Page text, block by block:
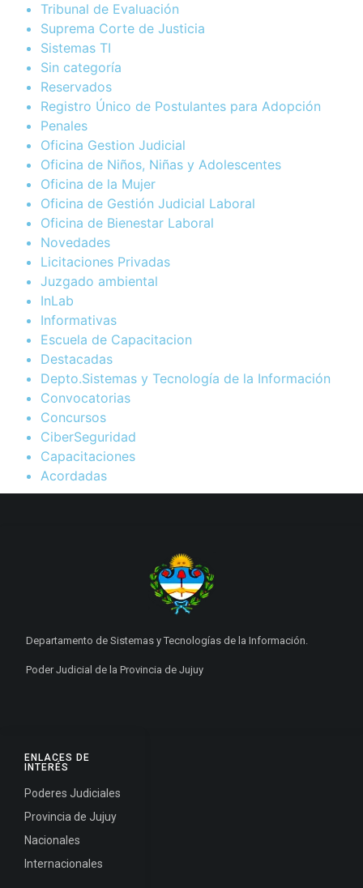
Tribunal de Evaluación
Suprema Corte de Justicia
Sistemas TI
Sin categoría
Reservados
Registro Único de Postulantes para Adopción
Penales
Oficina Gestion Judicial
Oficina de Niños, Niñas y Adolescentes
Oficina de la Mujer
Oficina de Gestión Judicial Laboral
Oficina de Bienestar Laboral
Novedades
Licitaciones Privadas
Juzgado ambiental
InLab
Informativas
Escuela de Capacitacion
Destacadas
Depto.Sistemas y Tecnología de la Información
Convocatorias
Concursos
CiberSeguridad
Capacitaciones
Acordadas
ENLACES DE
INTERÉS
Poderes Judiciales
Provincia de Jujuy
Nacionales
Internacionales
Departamento de Sistemas y Tecnologías de la Información.
Poder Judicial de la Provincia de Jujuy